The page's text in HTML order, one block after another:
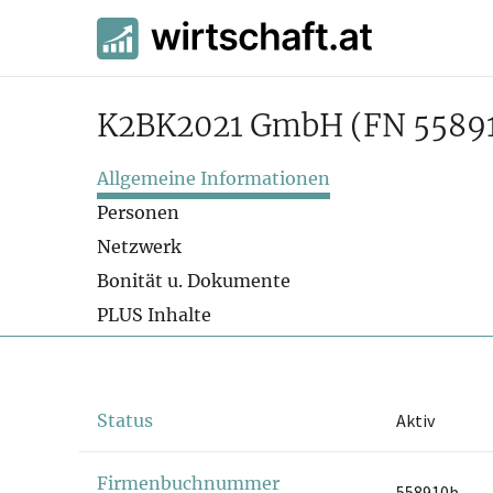
K2BK2021 GmbH (FN
Allgemeine Informationen
Personen
Netzwerk
Bonität u. Dokumente
PLUS Inhalte
Status Aktiv
Firmenbuchnummer